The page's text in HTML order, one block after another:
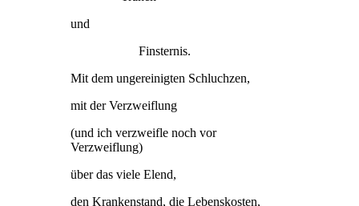
und
Finsternis.
Mit dem ungereinigten Schluchzen,
mit der Verzweiflung
(und ich verzweifle noch vor
Verzweiflung)
über das viele Elend,
den Krankenstand, die Lebenskosten,